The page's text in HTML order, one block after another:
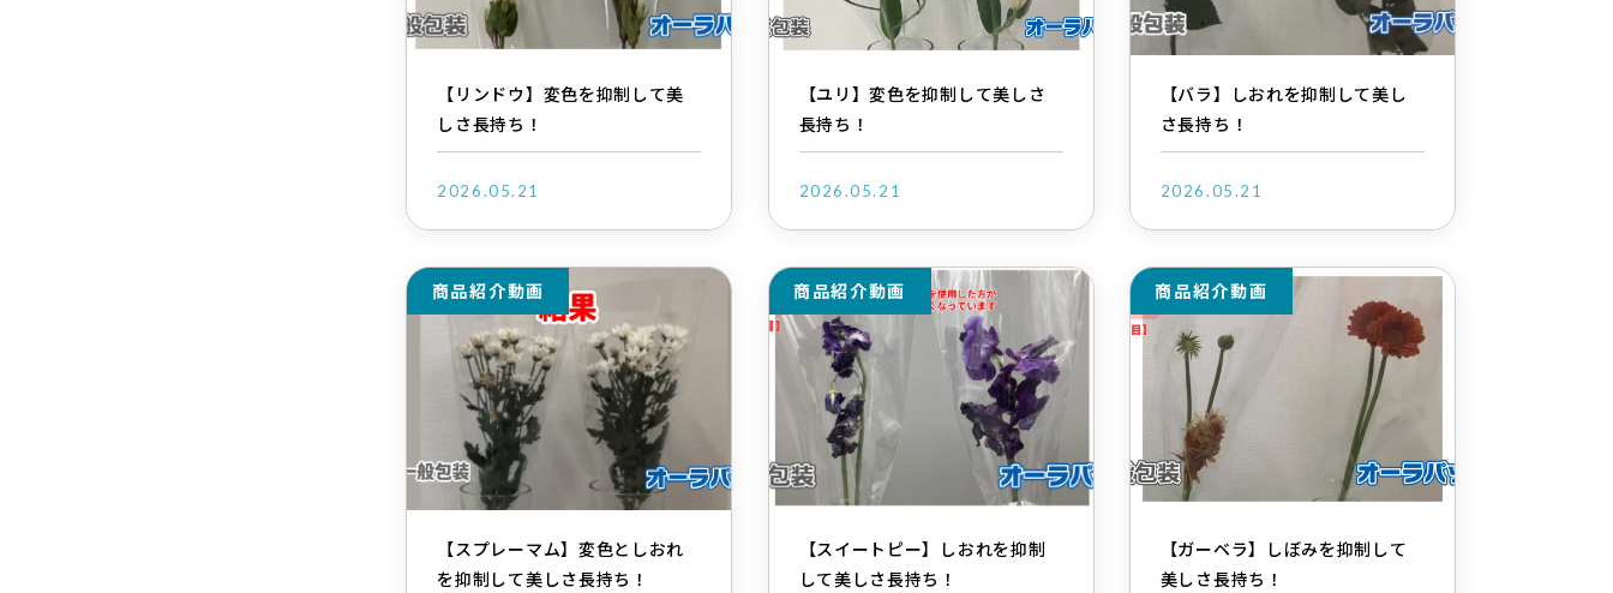
【リンドウ】変色を抑制して美
しさ長持ち！
2026.05.21
【ユリ】変色を抑制して美しさ
長持ち！
2026.05.21
【バラ】しおれを抑制して美し
さ長持ち！
2026.05.21
商品紹介動画
【スプレーマム】変色としおれ
を抑制して美しさ長持ち！
商品紹介動画
【スイートピー】しおれを抑制
して美しさ長持ち！
商品紹介動画
【ガーベラ】しぼみを抑制して
美しさ長持ち！